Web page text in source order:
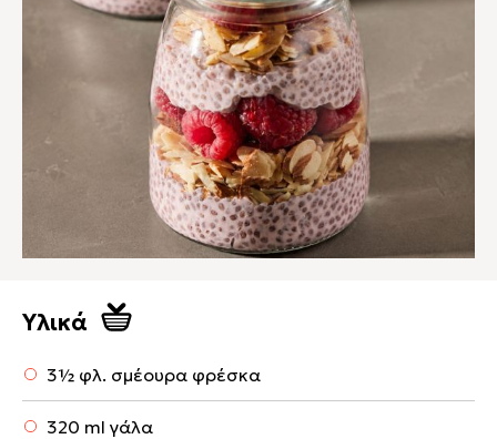
Υλικά
3½ φλ. σμέουρα φρέσκα
320 ml γάλα